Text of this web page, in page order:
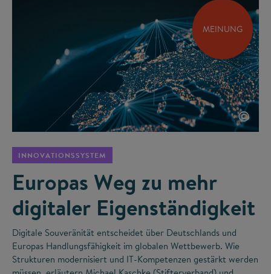
MEINUNG
©
INNOVATIONSSYSTEM
Europas Weg zu mehr
digitaler Eigenständigkeit
Digitale Souveränität entscheidet über Deutschlands und
Europas Handlungsfähigkeit im globalen Wettbewerb. Wie
Strukturen modernisiert und IT-Kompetenzen gestärkt werden